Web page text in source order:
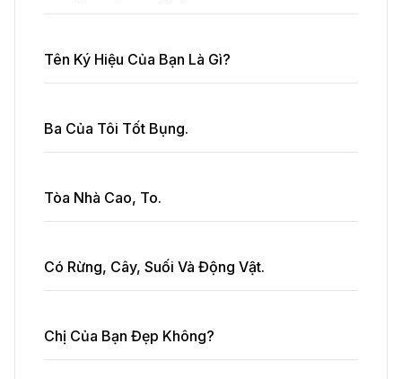
Tên Ký Hiệu Của Bạn Là Gì?
Ba Của Tôi Tốt Bụng.
Tòa Nhà Cao, To.
Có Rừng, Cây, Suối Và Động Vật.
Chị Của Bạn Đẹp Không?